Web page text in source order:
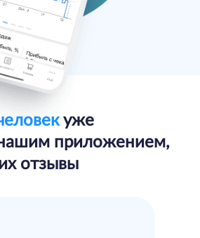
уже
приложением,
отзывы